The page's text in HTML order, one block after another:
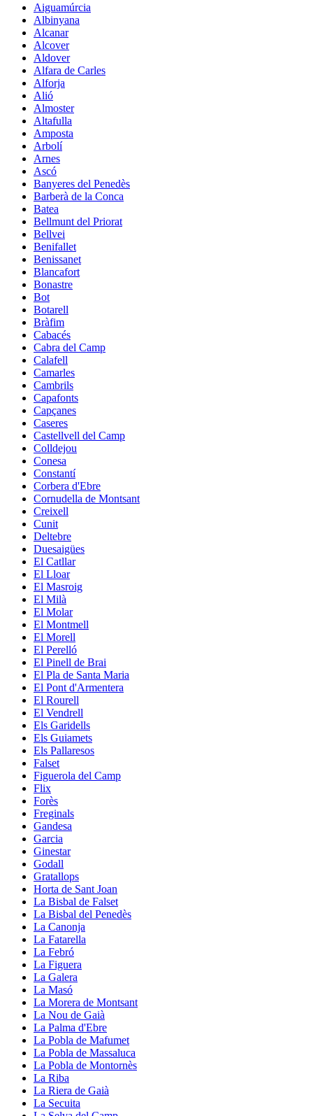
Aiguamúrcia
Albinyana
Alcanar
Alcover
Aldover
Alfara de Carles
Alforja
Alió
Almoster
Altafulla
Amposta
Arbolí
Arnes
Ascó
Banyeres del Penedès
Barberà de la Conca
Batea
Bellmunt del Priorat
Bellvei
Benifallet
Benissanet
Blancafort
Bonastre
Bot
Botarell
Bràfim
Cabacés
Cabra del Camp
Calafell
Camarles
Cambrils
Capafonts
Capçanes
Caseres
Castellvell del Camp
Colldejou
Conesa
Constantí
Corbera d'Ebre
Cornudella de Montsant
Creixell
Cunit
Deltebre
Duesaigües
El Catllar
El Lloar
El Masroig
El Milà
El Molar
El Montmell
El Morell
El Perelló
El Pinell de Brai
El Pla de Santa Maria
El Pont d'Armentera
El Rourell
El Vendrell
Els Garidells
Els Guiamets
Els Pallaresos
Falset
Figuerola del Camp
Flix
Forès
Freginals
Gandesa
Garcia
Ginestar
Godall
Gratallops
Horta de Sant Joan
La Bisbal de Falset
La Bisbal del Penedès
La Canonja
La Fatarella
La Febró
La Figuera
La Galera
La Masó
La Morera de Montsant
La Nou de Gaià
La Palma d'Ebre
La Pobla de Mafumet
La Pobla de Massaluca
La Pobla de Montornès
La Riba
La Riera de Gaià
La Secuita